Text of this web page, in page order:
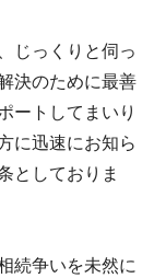
じっくりと伺っ
決のために最善
ートしてまいり
に迅速にお知ら
としておりま
続争いを未然に